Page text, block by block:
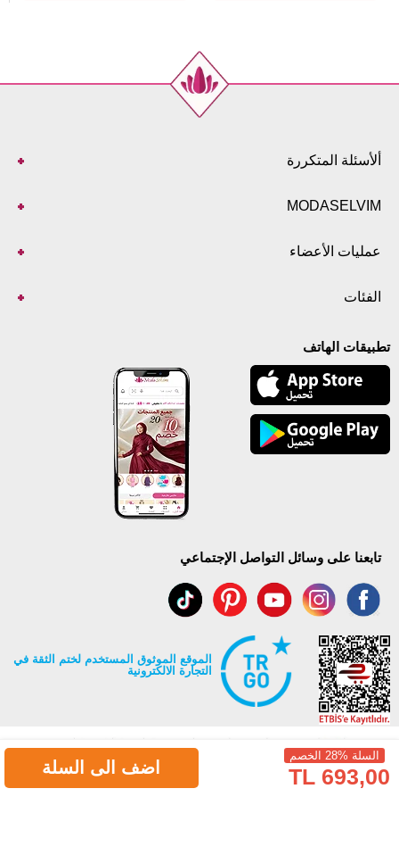
السلة %28 الخصم
693,00 TL اضف الى السلة
ألأسئلة المتكررة
MODASELVIM
عمليات الأعضاء
الفئات
تطبيقات الهاتف
تابعنا على وسائل التواصل الإجتماعي
الموقع الموثوق المستخدم لختم الثقة في
التجارة الالكترونية
جميع حقوق Modaselvim محفوظة ©2026